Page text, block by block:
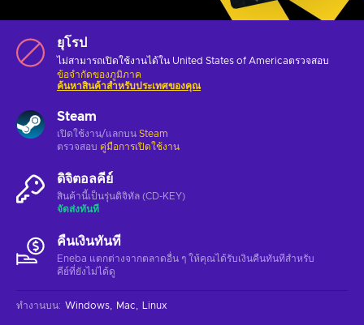
ยุโรป
ไม่สามารถเปิดใช้งานได้ใน United States of Americaตรวจสอบ
ข้อจำกัดของภูมิภาค
ค้นหาสินค้าสำหรับประเทศของคุณ
Steam
เปิดใช้งาน/แลกบน Steam
ตรวจสอบ คู่มือการเปิดใช้งาน
ดิจิตอลคีย์
สินค้านี้เป็นรุ่นดิจิทัล (CD-KEY)
จัดส่งทันที
คืนเงินทันที
Eneba แตกต่างจากตลาดอื่น ๆ ให้คุณได้รับเงินคืนทันทีสําหรับ
คีย์ที่ยังไม่ได้ดู
ทำงานบน: Windows Mac Linux